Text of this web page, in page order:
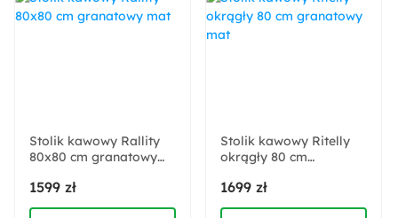
Akcja specjalna:
Materiał obicia:
Plusz
Stolik kawowy Rallity
80x80 cm granatowy
1599 zł
Stolik kawowy Ritelly
okrągły 80 cm
1699 zł